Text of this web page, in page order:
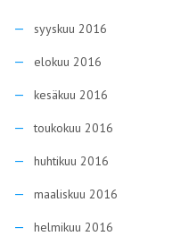
syyskuu 2016
elokuu 2016
kesäkuu 2016
toukokuu 2016
huhtikuu 2016
maaliskuu 2016
helmikuu 2016